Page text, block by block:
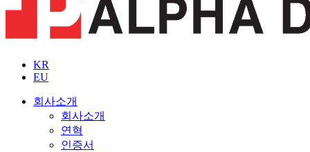
KR
EU
회사소개
회사소개
연혁
인증서